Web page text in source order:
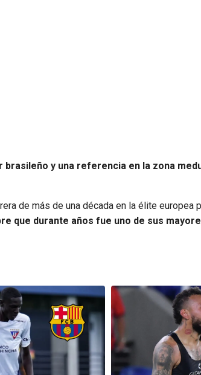
y una referencia en la zona
de más de una década en la élite europea
que durante años fue uno de sus